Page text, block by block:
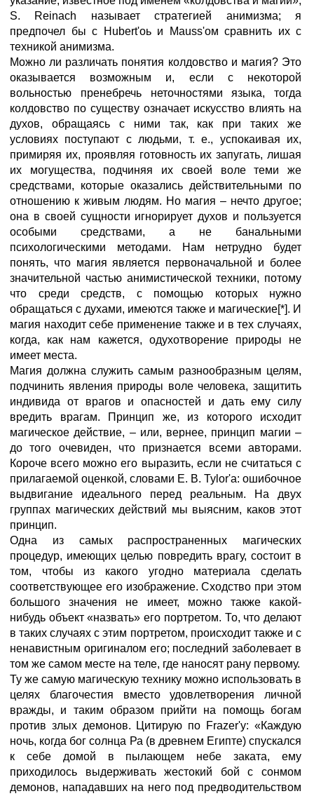
S. Reinach называет стратегией анимизма; я
предпочел бы с Hubert'oь и Mauss'ом сравнить их с
техникой анимизма.
Можно ли различать понятия колдовство и магия? Это
оказывается возможным и, если с некоторой
вольностью пренебречь неточностями языка, тогда
колдовство по существу означает искусство влиять на
духов, обращаясь с ними так, как при таких же
условиях поступают с людьми, т. е., успокаивая их,
примиряя их, проявляя готовность их запугать, лишая
их могущества, подчиняя их своей воле теми же
средствами, которые оказались действительными по
отношению к живым людям. Но магия – нечто другое;
она в своей сущности игнорирует духов и пользуется
особыми средствами, а не банальными
психологическими методами. Нам нетрудно будет
понять, что магия является первоначальной и более
значительной частью анимистической техники, потому
что среди средств, с помощью которых нужно
обращаться с духами, имеются также и магические[*]. И
магия находит себе применение также и в тех случаях,
когда, как нам кажется, одухотворение природы не
имеет места.
Магия должна служить самым разнообразным целям,
подчинить явления природы воле человека, защитить
индивида от врагов и опасностей и дать ему силу
вредить врагам. Принцип же, из которого исходит
магическое действие, – или, вернее, принцип магии –
до того очевиден, что признается всеми авторами.
Короче всего можно его выразить, если не считаться с
прилагаемой оценкой, словами Е. В. Tylor'a: ошибочное
выдвигание идеального перед реальным. На двух
группах магических действий мы выясним, каков этот
принцип.
Одна из самых распространенных магических
процедур, имеющих целью повредить врагу, состоит в
том, чтобы из какого угодно материала сделать
соответствующее его изображение. Сходство при этом
большого значения не имеет, можно также какой-
нибудь объект «назвать» его портретом. То, что делают
в таких случаях с этим портретом, происходит также и с
ненавистным оригиналом его; последний заболевает в
том же самом месте на теле, где наносят рану первому.
Ту же самую магическую технику можно использовать в
целях благочестия вместо удовлетворения личной
вражды, и таким образом прийти на помощь богам
против злых демонов. Цитирую по Frazer'y: «Каждую
ночь, когда бог солнца Ра (в древнем Египте) спускался
к себе домой в пылающем небе заката, ему
приходилось выдерживать жестокий бой с сонмом
демонов, нападавших на него под предводительством